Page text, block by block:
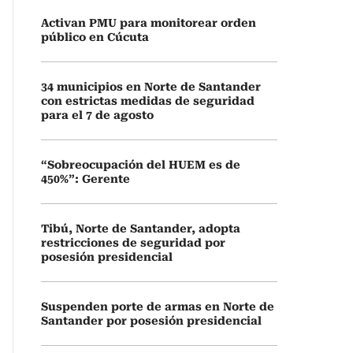
Activan PMU para monitorear orden
público en Cúcuta
34 municipios en Norte de Santander
con estrictas medidas de seguridad
para el 7 de agosto
“Sobreocupación del HUEM es de
450%”: Gerente
Tibú, Norte de Santander, adopta
restricciones de seguridad por
posesión presidencial
Suspenden porte de armas en Norte de
Santander por posesión presidencial